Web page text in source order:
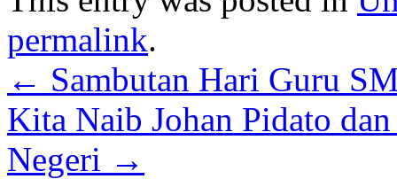
permalink.
← Sambutan Hari Guru
Kita Naib Johan Pidato
Negeri →